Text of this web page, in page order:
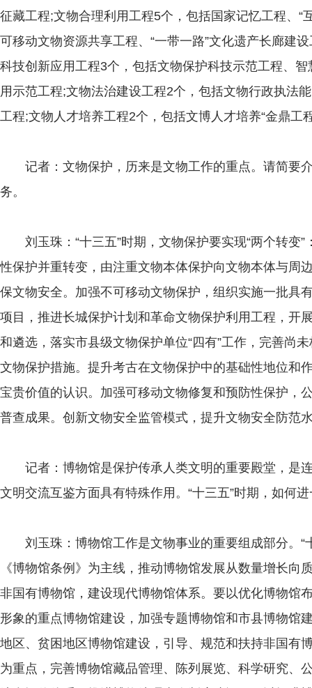
征藏工程;文物合理利用工程5个，包括国家记忆工程、“
可移动文物资源共享工程、“一带一路”文化遗产长廊建
科技创新应用工程3个，包括文物保护科技示范工程、
用示范工程;文物法治建设工程2个，包括文物行政执法
工程;文物人才培养工程2个，包括文博人才培养“金鼎工
记者：文物保护，历来是文物工作的重点。请简要介
务。
刘玉珠：“十三五”时期，文物保护要实现“两个转变”
性保护并重转变，由注重文物本体保护向文物本体与周
保文物安全。加强不可移动文物保护，组织实施一批具
项目，推进长城保护计划和革命文物保护利用工程，开
和遴选，落实市县级文物保护单位“四有”工作，完善尚
文物保护措施。提升考古在文物保护中的基础性地位和
宝贵价值的认识。加强可移动文物修复和预防性保护，
普查成果。创新文物安全监管模式，提升文物安全防范
记者：博物馆是保护传承人类文明的重要殿堂，是
文明交流互鉴方面具有特殊作用。“十三五”时期，如何
刘玉珠：博物馆工作是文物事业的重要组成部分。“
《博物馆条例》为主线，推动博物馆发展从数量增长向
非国有博物馆，建设现代博物馆体系。要以优化博物馆
形象的重点博物馆建设，加强专题博物馆和市县博物馆
地区、贫困地区博物馆建设，引导、规范和扶持非国有
为重点，完善博物馆藏品管理、陈列展览、科学研究、